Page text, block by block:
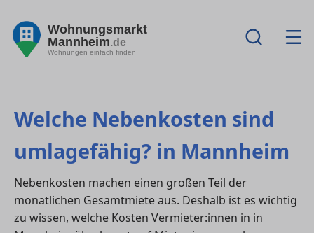
Wohnungsmarkt
Mannheim.de
Wohnungen einfach finden
Welche Nebenkosten sind
umlagefähig? in Mannheim
Nebenkosten machen einen großen Teil der
monatlichen Gesamtmiete aus. Deshalb ist es wichtig
zu wissen, welche Kosten Vermieter:innen in in